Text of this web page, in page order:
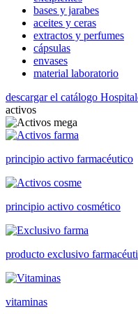
bases y jarabes
aceites y ceras
extractos y perfumes
cápsulas
envases
material laboratorio
descargar el catálogo
activos
principio activo farmacéutico
principio activo cosmético
producto exclusivo
vitaminas